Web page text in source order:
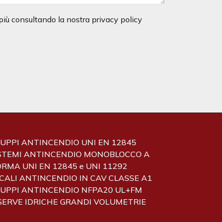
consultando la nostra privacy policy
ANTINCENDIO UNI EN 12845
ANTINCENDIO MONOBLOCCO A
UNI EN 12845 e UNI 11292
ANTINCENDIO IN CAV CLASSE A1
ANTINCENDIO NFPA20 UL+FM
IDRICHE GRANDI VOLUMETRIE